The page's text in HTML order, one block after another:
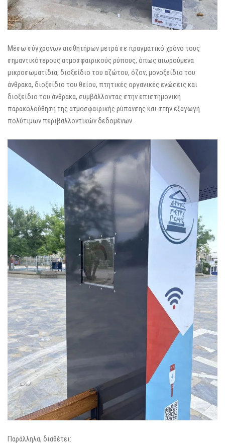
Μέσω σύγχρονων αισθητήρων μετρά σε πραγματικό χρόνο τους
σημαντικότερους ατμοσφαιρικούς ρύπους, όπως αιωρούμενα
μικροσωματίδια, διοξείδιο του αζώτου, όζον, μονοξείδιο του
άνθρακα, διοξείδιο του θείου, πτητικές οργανικές ενώσεις και
διοξείδιο του άνθρακα, συμβάλλοντας στην επιστημονική
παρακολούθηση της ατμοσφαιρικής ρύπανσης και στην εξαγωγή
πολύτιμων περιβαλλοντικών δεδομένων.
Παράλληλα, διαθέτει: